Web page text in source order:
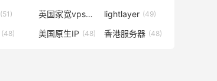
(51) 英国家宽vps(50) lightlayer (49)
(48) 美国原生IP (48) 香港服务器 (48)